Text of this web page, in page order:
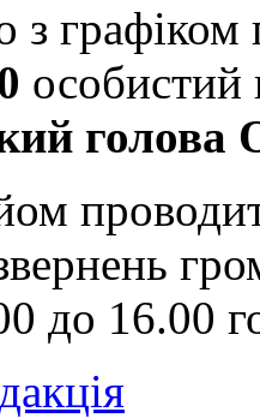
з
голова
до 16.00